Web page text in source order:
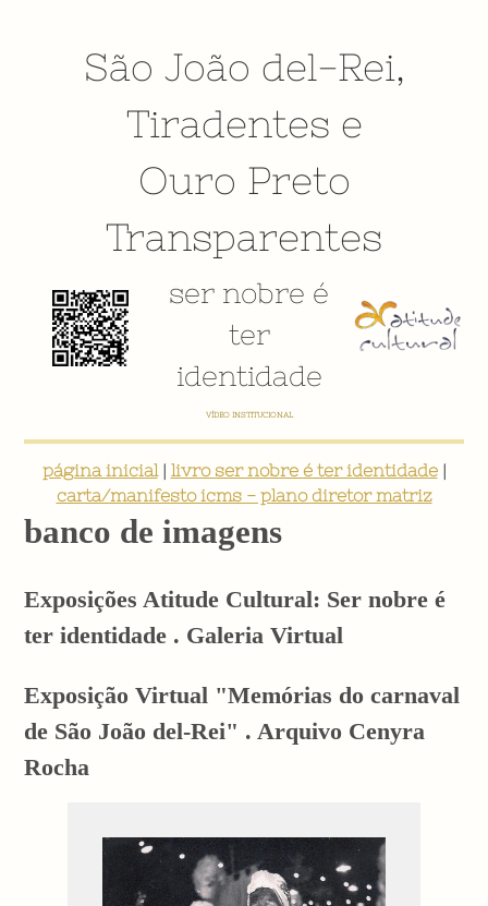
São João del-Rei,
Tiradentes e
Ouro Preto
Transparentes
ser nobre é
ter
identidade
VÍDEO INSTITUCIONAL
página inicial| livro ser nobre é ter identidade|
carta/manifesto icms - plano diretor matriz
banco de imagens
Exposições Atitude Cultural: Ser nobre é
ter identidade . Galeria Virtual
Exposição Virtual "Memórias do carnaval
de São João del-Rei" . Arquivo Cenyra
Rocha